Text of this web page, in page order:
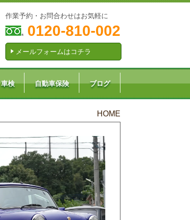
作業予約・お問合わせはお気軽に
0120-810-002
メールフォームはコチラ
車検 自動車保険 ブログ
HOME